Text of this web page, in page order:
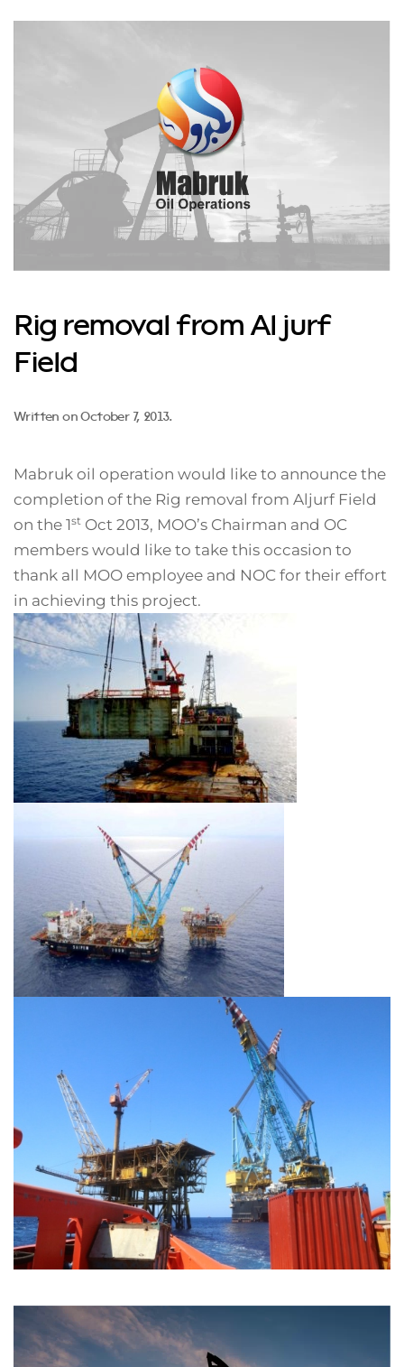
Rig removal from Al jurf
Field
Written onOctober 7, 2013.
Mabruk oil operation would like to announce the
completion of the Rig removal from Aljurf Field
on the 1st Oct 2013, MOO’s Chairman and OC
members would like to take this occasion to
thank all MOO employee and NOC for their effort
in achieving this project.